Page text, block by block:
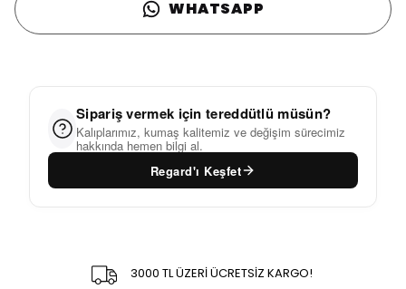
WHATSAPP
Sipariş vermek için tereddütlü müsün?
Kalıplarımız, kumaş kalitemiz ve değişim sürecimiz
hakkında hemen bilgi al.
Regard'ı Keşfet
3000 TL ÜZERİ ÜCRETSİZ KARGO!